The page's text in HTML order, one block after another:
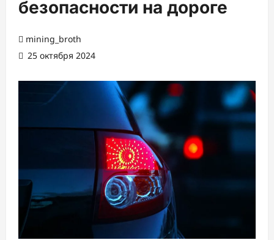
безопасности на дороге
mining_broth
25 октября 2024